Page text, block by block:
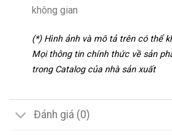
không gian
(*) Hình ảnh và mô tả trên có thể
Mọi thông tin chính thức về sản
trong Catalog của nhà sản xuất
Đánh giá (0)